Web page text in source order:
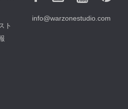
ト
info@warzonestudio.com